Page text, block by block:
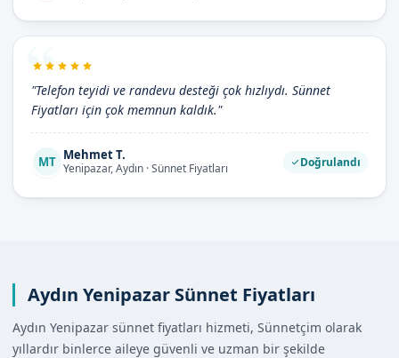
"Telefon teyidi ve randevu desteği çok hızlıydı. Sünnet
Fiyatları için çok memnun kaldık."
MT Mehmet T.
Yenipazar, Aydın · Sünnet Fiyatları Doğrulandı
Aydın Yenipazar Sünnet Fiyatları
Aydın Yenipazar sünnet fiyatları hizmeti, Sünnetçim olarak
yıllardır binlerce aileye güvenli ve uzman bir şekilde